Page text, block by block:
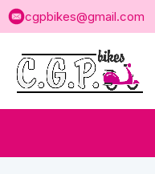
Saltar
al
cgpbikes@gmail.com